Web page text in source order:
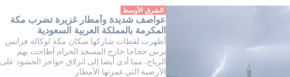
الشرق الأوسط
عواصف شديدة وأمطار غزيرة تضرب مكة
المكرمة بالمملكة العربية السعودية
أظهرت لقطات شاركها سكان مكة لوكالة فرانس
برس حجاجا خارج المسجد الحرام أطاحت بهم
الرياح، مما أدى أيضا إلى انزلاق حواجز الحشود على
الأرضية التي غمرتها الأمطار